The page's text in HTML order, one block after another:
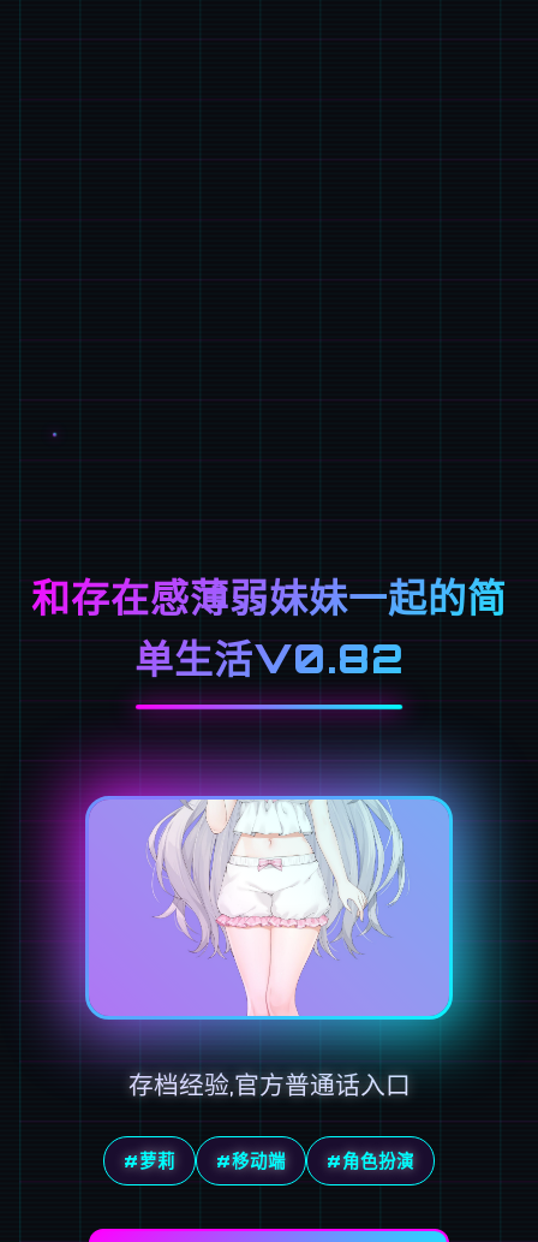
和存在感薄弱妹妹一起的简
单生活V0.82
存档经验,官方普通话入口
#萝莉 #移动端 #角色扮演